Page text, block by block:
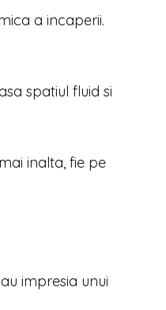
a incaperii.
spatiul fluid si
inalta, fie pe
impresia unui